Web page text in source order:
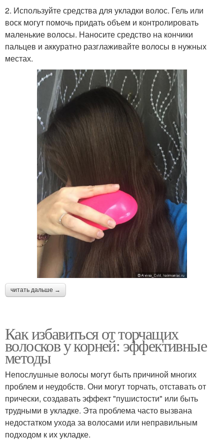
2. Используйте средства для укладки волос. Гель или
воск могут помочь придать объем и контролировать
маленькие волосы. Наносите средство на кончики
пальцев и аккуратно разглаживайте волосы в нужных
местах.
читать дальше →
Как избавиться от торчащих
волосков у корней: эффективные
методы
Непослушные волосы могут быть причиной многих
проблем и неудобств. Они могут торчать, отставать от
прически, создавать эффект "пушистости" или быть
трудными в укладке. Эта проблема часто вызвана
недостатком ухода за волосами или неправильным
подходом к их укладке.